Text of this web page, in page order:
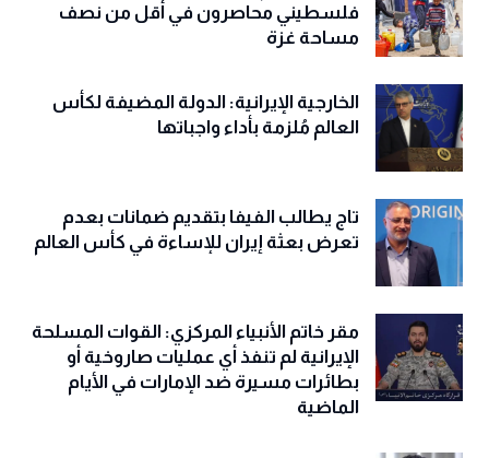
فلسطيني محاصرون في أقل من نصف
مساحة غزة
الخارجية الإيرانية: الدولة المضيفة لكأس
العالم مُلزمة بأداء واجباتها
تاج يطالب الفيفا بتقديم ضمانات بعدم
تعرض بعثة إيران للإساءة في كأس العالم
مقر خاتم الأنبياء المركزي: القوات المسلحة
الإيرانية لم تنفذ أي عمليات صاروخية أو
بطائرات مسيرة ضد الإمارات في الأيام
الماضية